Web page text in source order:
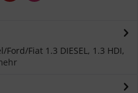
Fiat 1.3 DIESEL, 1.3 HDI,